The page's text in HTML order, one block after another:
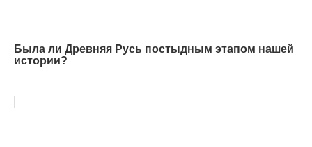
Была ли Древняя Русь постыдным этапом нашей
истории?